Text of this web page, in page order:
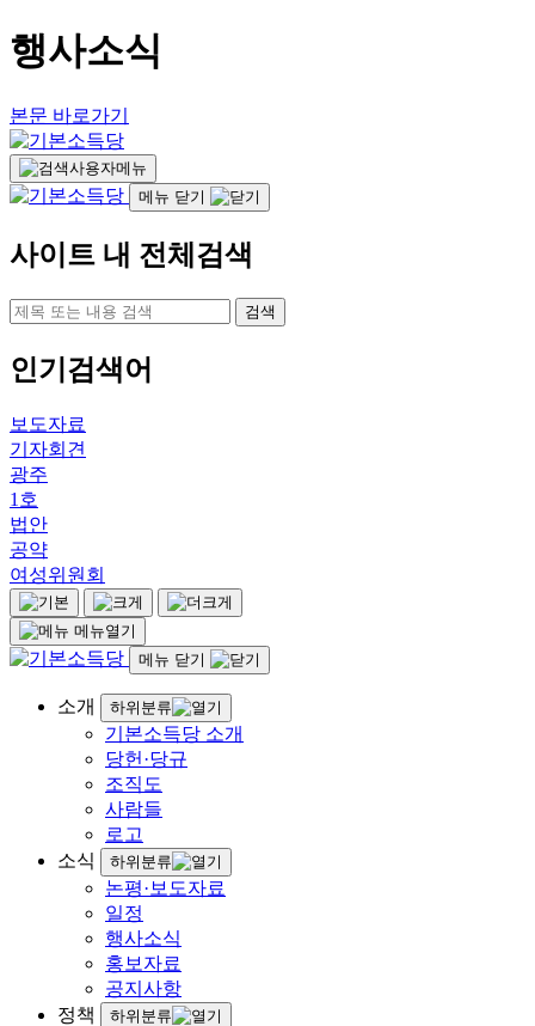
행사소식
본문 바로가기
사용자메뉴
메뉴 닫기
사이트 내 전체검색
검색
인기검색어
보도자료
기자회견
광주
1호
법안
공약
여성위원회
메뉴열기
메뉴 닫기
소개 하위분류
기본소득당 소개
당헌·당규
조직도
사람들
로고
소식
하위분류
논평·보도자료
일정
행사소식
홍보자료
공지사항
정책
하위분류